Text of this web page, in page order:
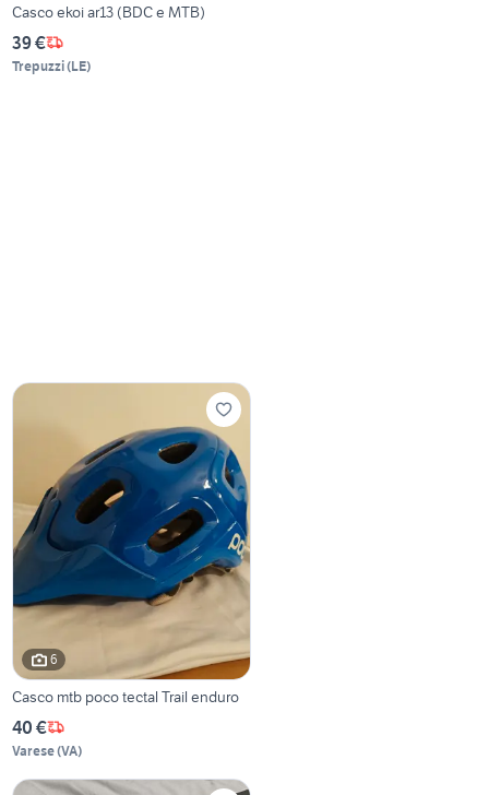
Casco ekoi ar13 (BDC e MTB)
39 €
Trepuzzi(LE)
6
Casco mtb poco tectal Trail enduro
40 €
Varese(VA)